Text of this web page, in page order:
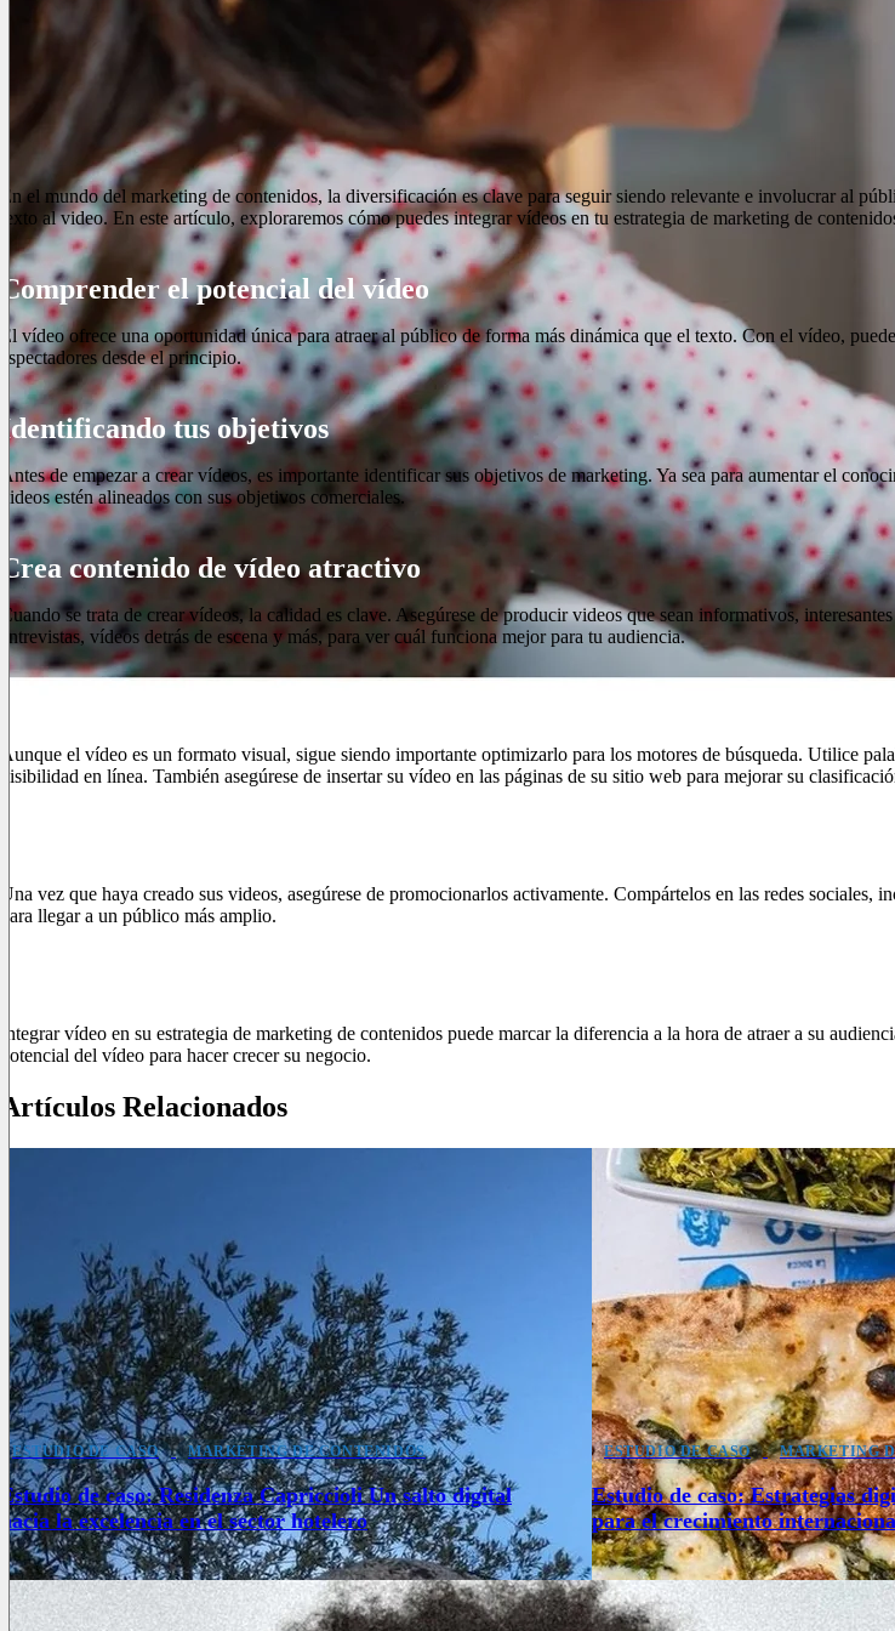
En el mundo del marketing de contenidos, la diversificación es clave para seguir siendo relevante e involucrar al
texto al video. En este artículo, exploraremos cómo puedes integrar vídeos en tu estrategia de marketing de
Comprender el potencial del vídeo
El vídeo ofrece una oportunidad única para atraer al público de forma más dinámica que el texto. Con el vídeo,
espectadores desde el principio.
Identificando tus objetivos
Antes de empezar a crear vídeos, es importante identificar sus objetivos de marketing. Ya sea para aumentar el
videos estén alineados con sus objetivos comerciales.
Crea contenido de vídeo atractivo
Cuando se trata de crear vídeos, la calidad es clave. Asegúrese de producir videos que sean informativos,
entrevistas, vídeos detrás de escena y más, para ver cuál funciona mejor para tu audiencia.
Aunque el vídeo es un formato visual, sigue siendo importante optimizarlo para los motores de búsqueda. Utilice
visibilidad en línea. También asegúrese de insertar su vídeo en las páginas de su sitio web para mejorar su
Una vez que haya creado sus videos, asegúrese de promocionarlos activamente. Compártelos en las redes
para llegar a un público más amplio.
Integrar vídeo en su estrategia de marketing de contenidos puede marcar la diferencia a la hora de atraer a su
potencial del vídeo para hacer crecer su negocio.
Artículos Relacionados
ESTUDIO DE CASO MARKETING DE CONTENIDOS
Estudio de caso: Residenza Capriccioli Un salto digital
hacia la excelencia en el sector hotelero
ESTUDIO DE CASO MARKETING
Estudio de caso: Estrategias
para el crecimiento